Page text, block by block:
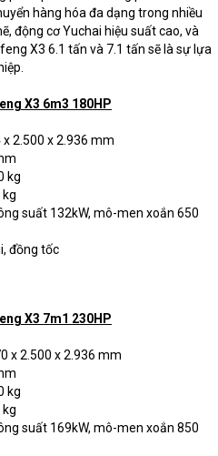
hàng hóa đa dạng trong nhiều
động cơ Yuchai hiệu suất cao, và
X3 6.1 tấn và 7.1 tấn sẽ là sự lựa
X3 6m3 180HP
2.500 x 2.936 mm
kg
suất 132kW, mô-men xoắn 650
đồng tốc
X3 7m1 230HP
x 2.500 x 2.936 mm
kg
suất 169kW, mô-men xoắn 850